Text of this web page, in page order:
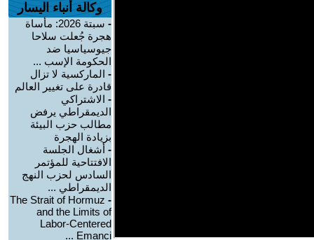
وكالة أنباء اليسار
-
سبتة 2026: مأساة
هجرة جُعلت سلاحا
جيوسياسيا ضد
الحكومة الإسب ...
- الماركسية لا تزال
قادرة على تغيير العالم
- الاشتراكي
الديمقراطي يرفض
مطالب حزب البيئة
بزيادة الهجرة
- أشغال الجلسة
الافتتاحية للمؤتمر
السادس لحزب النهج
الديمقراطي ...
-
The Strait of Hormuz
and the Limits of
Labor-Centered
Emanci ...